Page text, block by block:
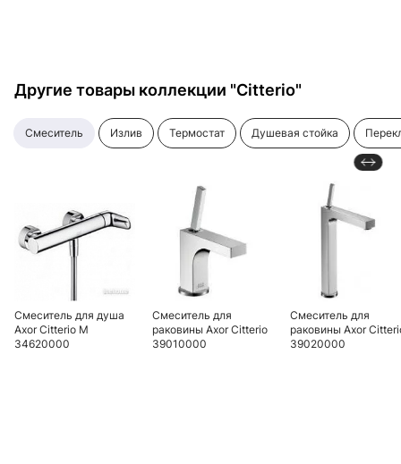
Другие товары коллекции "Citterio"
смеситель излив термостат душевая стойка
Смеситель для душа
Axor Citterio M
34620000
Смеситель для
раковины Axor Citterio
39010000
Смеситель для
раковины Axor
39020000